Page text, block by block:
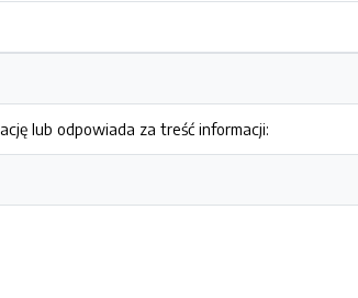
lub odpowiada za treść informacji: